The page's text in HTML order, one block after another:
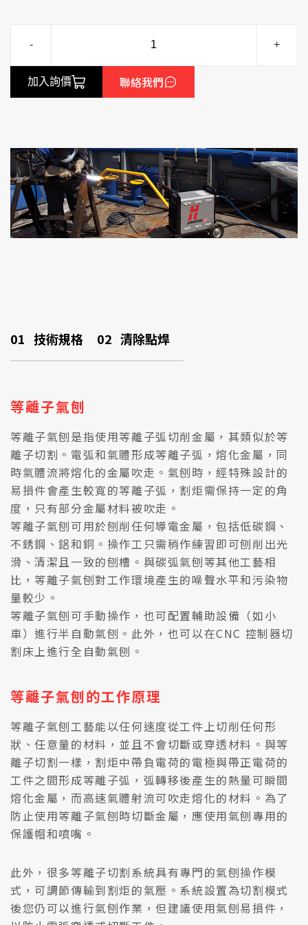
- +
加入詢價 聯絡我們
01 技術規格 02 清除點焊
等離子氣刨
等離子氣刨是指使用等離子弧切削金屬，其類似於等
離子切割。電弧和氣體形成等離子弧，熔化金屬，同
時氣體流將熔化的金屬吹走。氣刨時，經特殊設計的
易損件會產生較寬的等離子弧，割炬需保持一定的角
度，只有部分金屬材料被吹走。
等離子氣刨可用於刨削任何導電金屬，包括低碳鋼、
不銹鋼、鋁和銅。操作工只需稍作練習即可刨削出光
滑、清潔且一致的刨槽。與碳弧氣刨等其他工藝相
比，等離子氣刨對工作環境產生的噪聲水平和污染物
量較少。
等離子氣刨可手動操作，也可配置輔助設備（如小
車）進行半自動氣刨。此外，也可以在CNC 控制器切
割床上進行全自動氣刨。
等離子氣刨的工作原理
等離子氣刨工藝能以任何速度從工件上切削任何形
狀、任意量的材料，並且不會切斷或穿透材料。與等
離子切割一樣，割炬中帶負電荷的電極與帶正電荷的
工件之間形成等離子弧，弧轉移後產生的熱量可瞬間
熔化金屬，而高速氣體射流可吹走熔化的材料。為了
防止使用等離子氣刨時切斷金屬，應使用氣刨專用的
保護帽和噴嘴。
此外，很多等離子切割系統具有專門的氣刨操作模
式，可調節傳輸到割炬的氣壓。系統設置為切割模式
後您仍可以進行氣刨作業，但建議使用氣刨易損件，